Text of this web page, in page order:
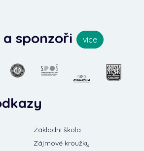
a sponzoři více
Základní škola
Zájmové kroužky